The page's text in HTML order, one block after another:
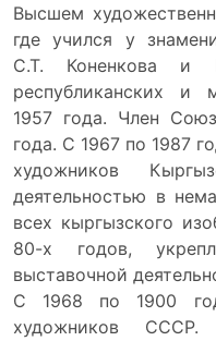
Высшем
где учился у
С.Т. Коненкова и
республиканских и
1957 года. Член
года. С 1967 по 1987
художников
деятельностью в
всех кыргызского
80-х годов,
выставочной
С 1968 по 1900
художников